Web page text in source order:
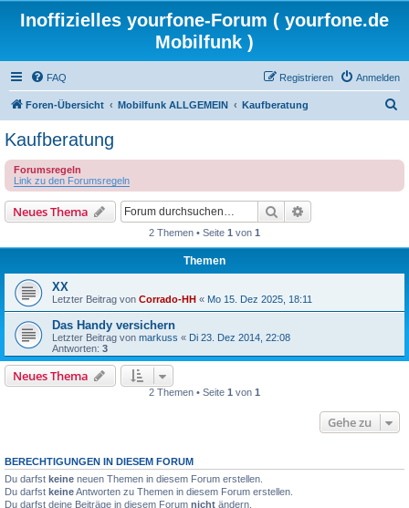
Inoffizielles yourfone-Forum ( yourfone.de
Mobilfunk )
FAQ Anmelden
Registrieren
Foren-Übersicht Mobilfunk ALLGEMEIN Kaufberatung
e
Kaufberatung
Forumsregeln
Link zu den Forumsregeln
Neues Thema Suche
2 Themen • Seite 1 von 1
Themen
XX
Letzter Beitrag von Corrado-HH « Mo 15. Dez 2025, 18:11
Das Handy versichern
Letzter Beitrag von markuss « Di 23. Dez 2014, 22:08
Antworten: 3
Neues Thema
2 Themen • Seite 1 von 1
Gehe zu
BERECHTIGUNGEN IN DIESEM FORUM
Du darfst keine neuen Themen in diesem Forum erstellen.
Du darfst keineAntworten zu Themen in diesem Forum erstellen.
Du darfst deine Beiträge in diesem Forum nicht ändern.